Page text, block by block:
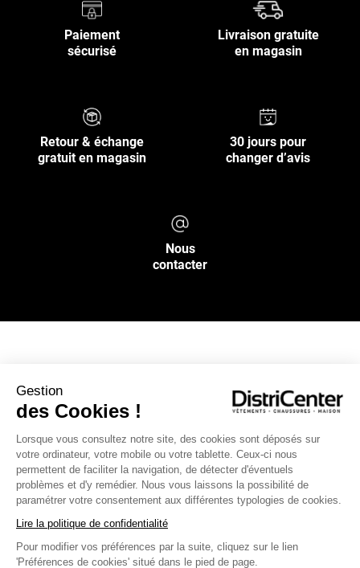
Gestion
des Cookies !
Lorsque vous consultez notre site, des cookies sont déposés sur
votre ordinateur, votre mobile ou votre tablette. Ceux-ci nous
permettent de faciliter la navigation, de détecter d'éventuels
problèmes et d'y remédier. Nous vous laissons la possibilité de
paramétrer votre consentement aux différentes typologies de cookies.
Lire la politique de confidentialité
Pour modifier vos préférences par la suite, cliquez sur le lien
'Préférences de cookies' situé dans le pied de page.
Paiement
sécurisé
Livraison gratuite
en magasin
Retour & échange
gratuit en magasin
30 jours pour
changer d’avis
Nous
contacter
INFOS PRATIQUES
L’ENSEIGNE DISTRICENTER
Suivez-nous
Moyens de paiement